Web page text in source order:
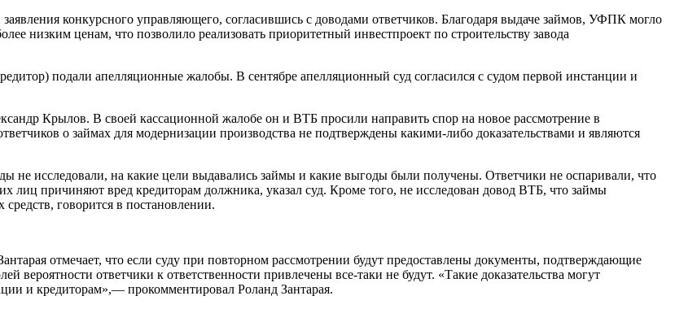
конкурсного управляющего, согласившись с доводами ответчиков. Благодаря выдаче займов, УФПК могло
низким ценам, что позволило реализовать приоритетный инвестпроект по строительству завода
подали апелляционные жалобы. В сентябре апелляционный суд согласился с судом первой инстанции и
Крылов. В своей кассационной жалобе он и ВТБ просили направить спор на новое рассмотрение в
о займах для модернизации производства не подтверждены какими-либо доказательствами и являются
не исследовали, на какие цели выдавались займы и какие выгоды были получены. Ответчики не оспаривали, что
лиц причиняют вред кредиторам должника, указал суд. Кроме того, не исследован довод ВТБ, что займы
говорится в постановлении.
отмечает, что если суду при повторном рассмотрении будут предоставлены документы, подтверждающие
вероятности ответчики к ответственности привлечены все-таки не будут. «Такие доказательства могут
и кредиторам»,— прокомментировал Роланд Зантарая.